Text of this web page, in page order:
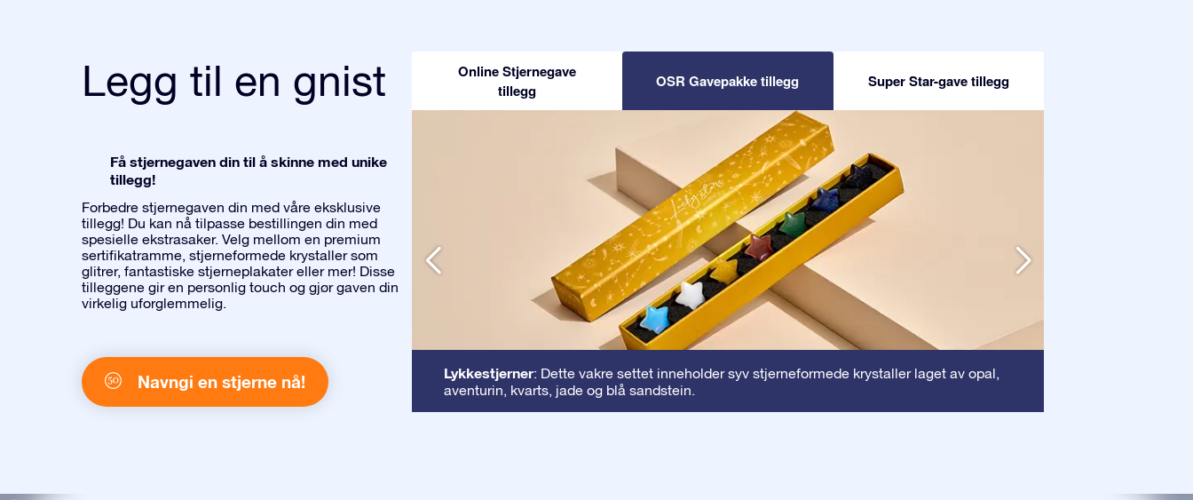
Legg til en gnist
Få stjernegaven din til å skinne med unike
tillegg!
Forbedre stjernegaven din med våre eksklusive
tillegg! Du kan nå tilpasse bestillingen din med
spesielle ekstrasaker. Velg mellom en premium
sertifikatramme, stjerneformede krystaller som
glitrer, fantastiske stjerneplakater eller mer! Disse
tilleggene gir en personlig touch og gjør gaven din
virkelig uforglemmelig.
Navngi en stjerne nå!
Online Stjernegave
tillegg
OSR Gavepakke tillegg Super Star-gave tillegg
Lykkestjerner: Dette vakre settet inneholder syv stjerneformede krystaller laget av opal,
aventurin, kvarts, jade og blå sandstein.